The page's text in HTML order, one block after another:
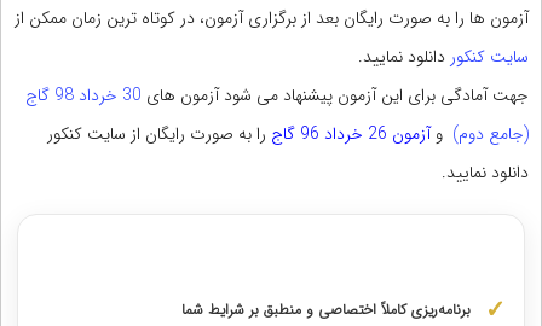
آزمون ها را به صورت رایگان بعد از برگزاری آزمون، در کوتاه ترین زمان ممکن از
سایت کنکور دانلود نمایید.
جهت آمادگی برای این آزمون پیشنهاد می شود آزمون های
30 خرداد 98 گاج
(جامع دوم) وآزمون 26 خرداد 96 گاج
را به صورت رایگان از سایت کنکور
دانلود نمایید.
برنامه‌ریزی کاملاً اختصاصی و منطبق بر شرایط شما